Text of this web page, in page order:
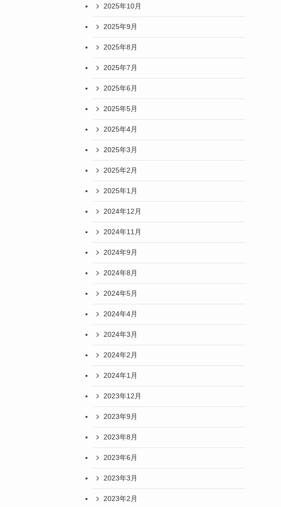
2025年10月
2025年9月
2025年8月
2025年7月
2025年6月
2025年5月
2025年4月
2025年3月
2025年2月
2025年1月
2024年12月
2024年11月
2024年9月
2024年8月
2024年5月
2024年4月
2024年3月
2024年2月
2024年1月
2023年12月
2023年9月
2023年8月
2023年6月
2023年3月
2023年2月